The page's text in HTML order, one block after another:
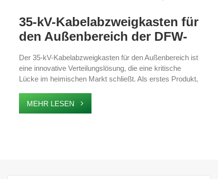
35-kV-Kabelabzweigkasten für
den Außenbereich der DFW-
Serie
Der 35-kV-Kabelabzweigkasten für den Außenbereich ist
eine innovative Verteilungslösung, die eine kritische
Lücke im heimischen Markt schließt. Als erstes Produkt,
Equipment Testing and Inspection Center bestanden hat,
in Industriegebieten, Projekten für erneuerbare Energien
MEHR LESEN